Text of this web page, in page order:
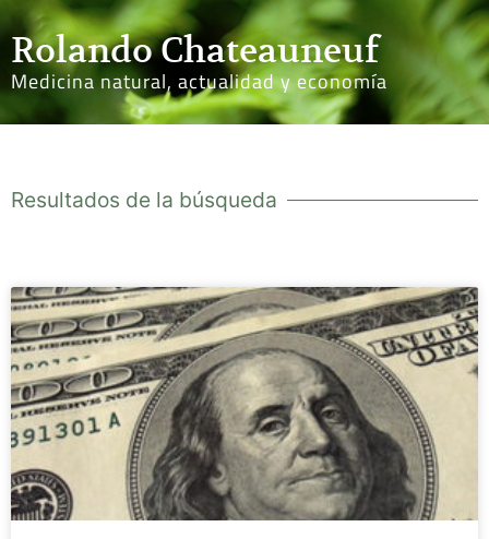
Rolando Chateauneuf
Medicina natural, actualidad y economía
Resultados de la búsqueda